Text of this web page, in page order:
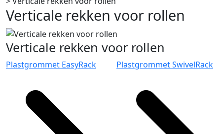
Verticale rekken voor rollen
Verticale rekken voor rollen
Plastgrommet EasyRack Plastgrommet SwivelRack